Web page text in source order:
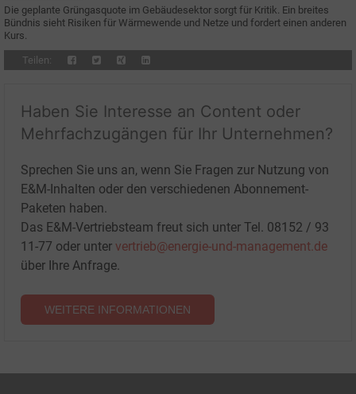
Die geplante Grüngasquote im Gebäudesektor sorgt für Kritik. Ein breites
Bündnis sieht Risiken für Wärmewende und Netze und fordert einen anderen
Kurs.
Teilen:
Haben Sie Interesse an Content oder
Mehrfachzugängen für Ihr Unternehmen?
Sprechen Sie uns an, wenn Sie Fragen zur Nutzung von
E&M-Inhalten oder den verschiedenen Abonnement-
Paketen haben.
Das E&M-Vertriebsteam freut sich unter Tel. 08152 / 93
11-77 oder unter vertrieb@energie-und-management.de
über Ihre Anfrage.
WEITERE INFORMATIONEN